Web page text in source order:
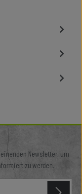
Newsletter, um
zu werden.